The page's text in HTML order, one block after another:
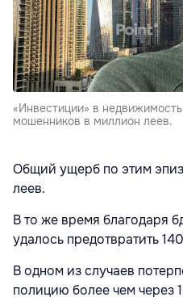
«Инвестиции» в
мошенников в миллион леев.
Общий ущерб по этим
леев.
В то же время благодаря
удалось предотвратить
В одном из случаев
полицию более чем через